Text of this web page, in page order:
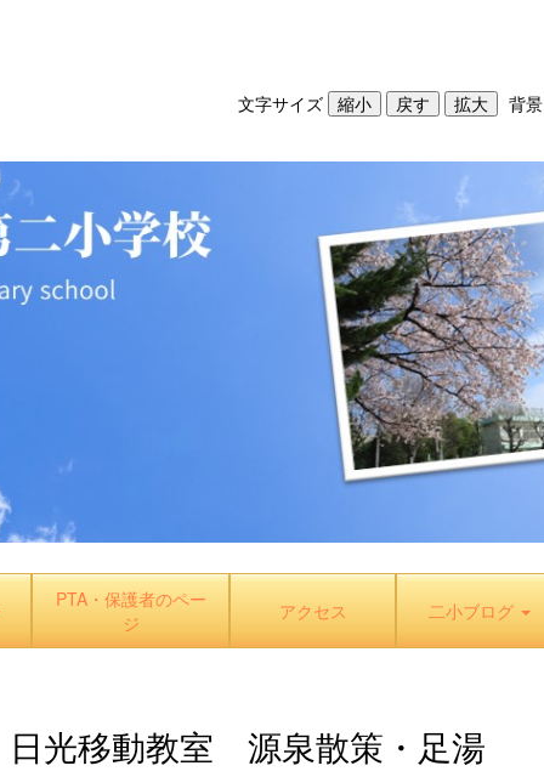
文字サイズ 背景
PTA・保護者のペー
ジ
アクセス 二小ブログ
光移動教室 源泉散策・足湯